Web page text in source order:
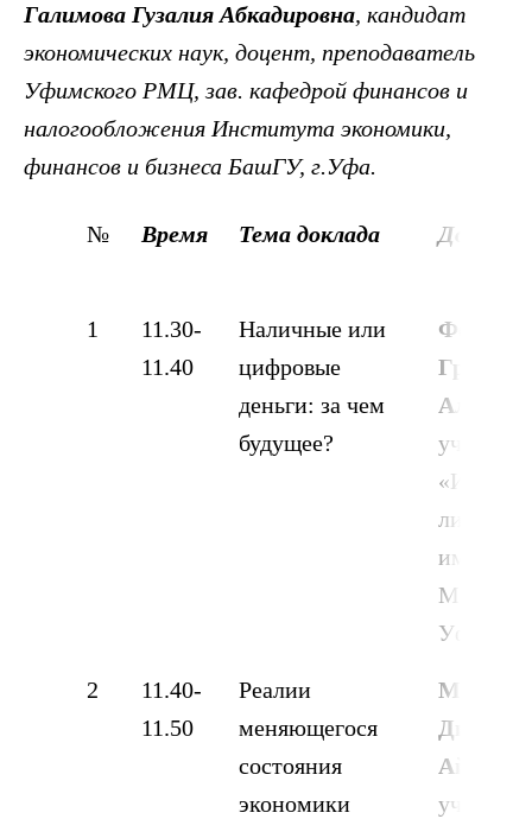
Галимова Гузалия Абкадировна, кандидат
экономических наук, доцент, преподаватель
Уфимского РМЦ,зав. кафедрой финансов и
налогообложения Института экономики,
финансов и бизнеса БашГУ, г.Уфа.
№ Время Тема доклада
1
11.30-
11.40
Наличные или
цифровые
деньги: за чем
будущее?
ученик
лицей №
имени
М.С.
Уфа
2
11.40-
11.50
Реалии
меняющегося
состояния
экономики
Диана